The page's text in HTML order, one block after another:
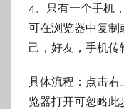
4、只有一个手机
可在浏览器中复制
己，好友，手机传
具体流程：点击右
览器打开可忽略此